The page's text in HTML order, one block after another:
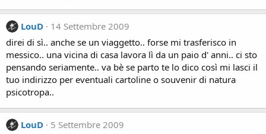
LouD
14 Settembre 2009
direi di sì.. anche se un viaggetto.. forse mi trasferisco in
messico.. una vicina di casa lavora lì da un paio d' anni.. ci sto
pensando seriamente.. va bè se parto te lo dico così mi lasci il
tuo indirizzo per eventuali cartoline o souvenir di natura
psicotropa..
LouD
5 Settembre 2009